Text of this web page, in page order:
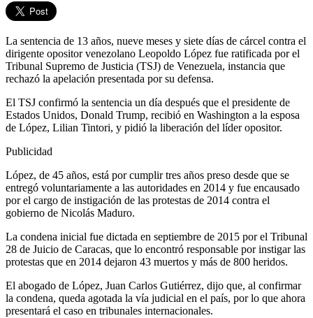
La sentencia de 13 años, nueve meses y siete días de cárcel contra el
dirigente opositor venezolano Leopoldo López fue ratificada por el
Tribunal Supremo de Justicia (TSJ) de Venezuela, instancia que
rechazó la apelación presentada por su defensa.
El TSJ confirmó la sentencia un día después que el presidente de
Estados Unidos, Donald Trump, recibió en Washington a la esposa
de López, Lilian Tintori, y pidió la liberación del líder opositor.
Publicidad
López, de 45 años, está por cumplir tres años preso desde que se
entregó voluntariamente a las autoridades en 2014 y fue encausado
por el cargo de instigación de las protestas de 2014 contra el
gobierno de Nicolás Maduro.
La condena inicial fue dictada en septiembre de 2015 por el Tribunal
28 de Juicio de Caracas, que lo encontró responsable por instigar las
protestas que en 2014 dejaron 43 muertos y más de 800 heridos.
El abogado de López, Juan Carlos Gutiérrez, dijo que, al confirmar
la condena, queda agotada la vía judicial en el país, por lo que ahora
presentará el caso en tribunales internacionales.